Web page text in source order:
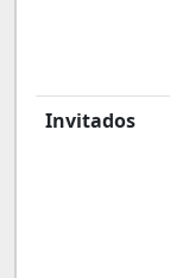
Invitados